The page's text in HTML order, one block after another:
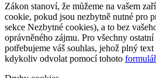
Zákon stanoví, že můžeme na vašem
cookie, pokud jsou nezbytně nutné pro
sekce Nezbytné cookies), a to bez
oprávněného zájmu. Pro všechny
potřebujeme váš souhlas, jehož plný text
kdykoliv odvolat pomocí tohoto